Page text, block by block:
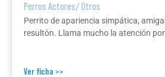
Perros Actores/Otros
Perrito de apariencia simpática,
resultón. Llama mucho la atención
Ver ficha >>